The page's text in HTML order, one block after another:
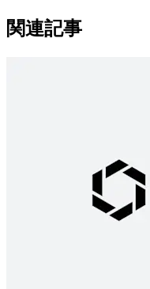
関連記事